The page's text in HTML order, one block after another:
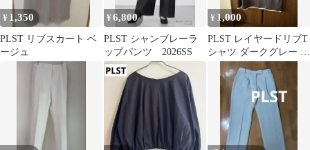
¥ 1,350
PLST リブスカート ベ
ージュ
¥6,800
PLST シャンブレーラ
ップパンツ 2026SS
¥ 1,000
PLST レイヤードリブT
シャツ ダークグレー ×
ホワイト S